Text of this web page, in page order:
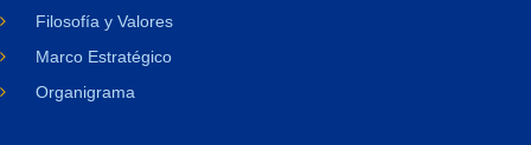
Filosofía y Valores
Marco Estratégico
Organigrama